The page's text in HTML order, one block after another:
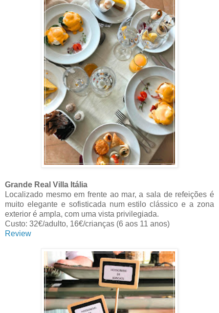
Grande Real Villa Itália
Localizado mesmo em frente ao mar, a sala de refeições é
muito elegante e sofisticada num estilo clássico e a zona
exterior é ampla, com uma vista privilegiada.
Custo: 32€/adulto, 16€/crianças (6 aos 11 anos)
Review